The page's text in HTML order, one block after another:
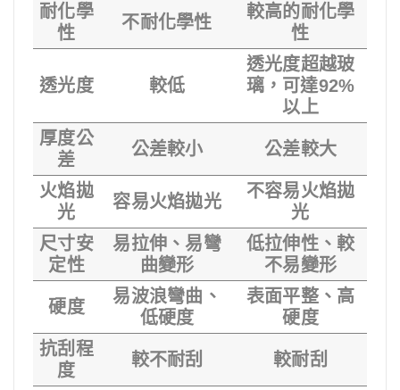
耐化學
性
不耐化學性
較高的耐化學
性
透光度 較低
透光度超越玻
璃，可達92%
以上
厚度公
差
公差較小 公差較大
火焰拋
光
容易火焰拋光
不容易火焰拋
光
尺寸安
定性
易拉伸、易彎
曲變形
低拉伸性、較
不易變形
硬度
易波浪彎曲、
低硬度
表面平整、高
硬度
抗刮程
度
較不耐刮 較耐刮